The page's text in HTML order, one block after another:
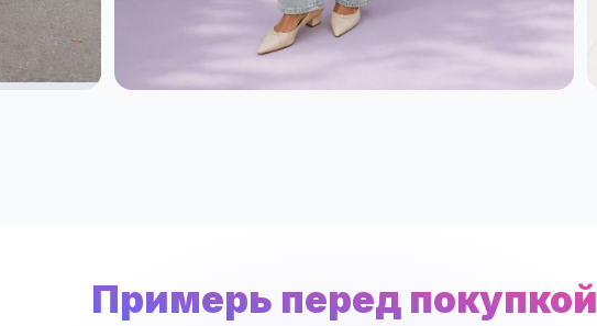
Примерь перед покупкой